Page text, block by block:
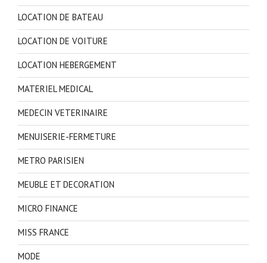
LOCATION DE BATEAU
LOCATION DE VOITURE
LOCATION HEBERGEMENT
MATERIEL MEDICAL
MEDECIN VETERINAIRE
MENUISERIE-FERMETURE
METRO PARISIEN
MEUBLE ET DECORATION
MICRO FINANCE
MISS FRANCE
MODE